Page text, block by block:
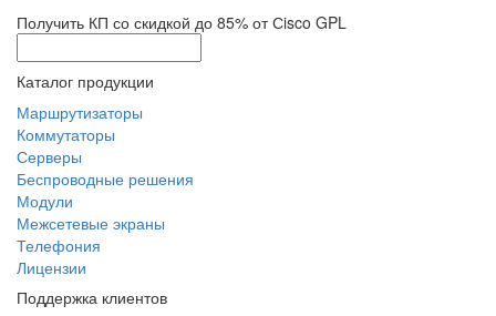
Получить КП со скидкой до 85% от Сisco GPL
Каталог продукции
Маршрутизаторы
Коммутаторы
Серверы
Беспроводные решения
Модули
Межсетевые экраны
Телефония
Лицензии
Поддержка клиентов